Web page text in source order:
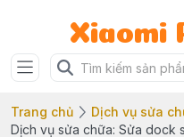
Xiaomi
Trang chủ
Dịch vụ sửa
Dịch vụ sửa chữa: Sửa dock